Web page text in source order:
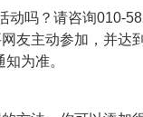
动吗？请咨询010-
友主动参加，并达
为准。